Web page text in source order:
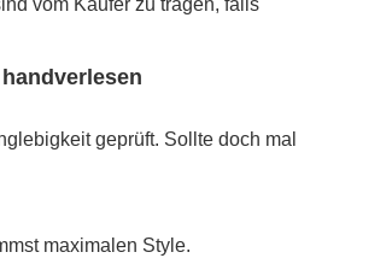
vom Käufer zu tragen, falls
geprüft. Sollte doch mal
maximalen Style.